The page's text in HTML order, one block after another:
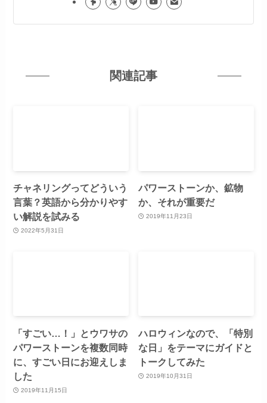
関連記事
チャネリングってどういう
言葉？英語から分かりやす
い解説を試みる
2022年5月31日
パワーストーンか、鉱物
か、それが重要だ
2019年11月23日
「すごい…！」とウワサの
パワーストーンを複数同時
に、すごい日にお迎えしま
した
2019年11月15日
ハロウィンなので、「特別
な日」をテーマにガイドと
トークしてみた
2019年10月31日